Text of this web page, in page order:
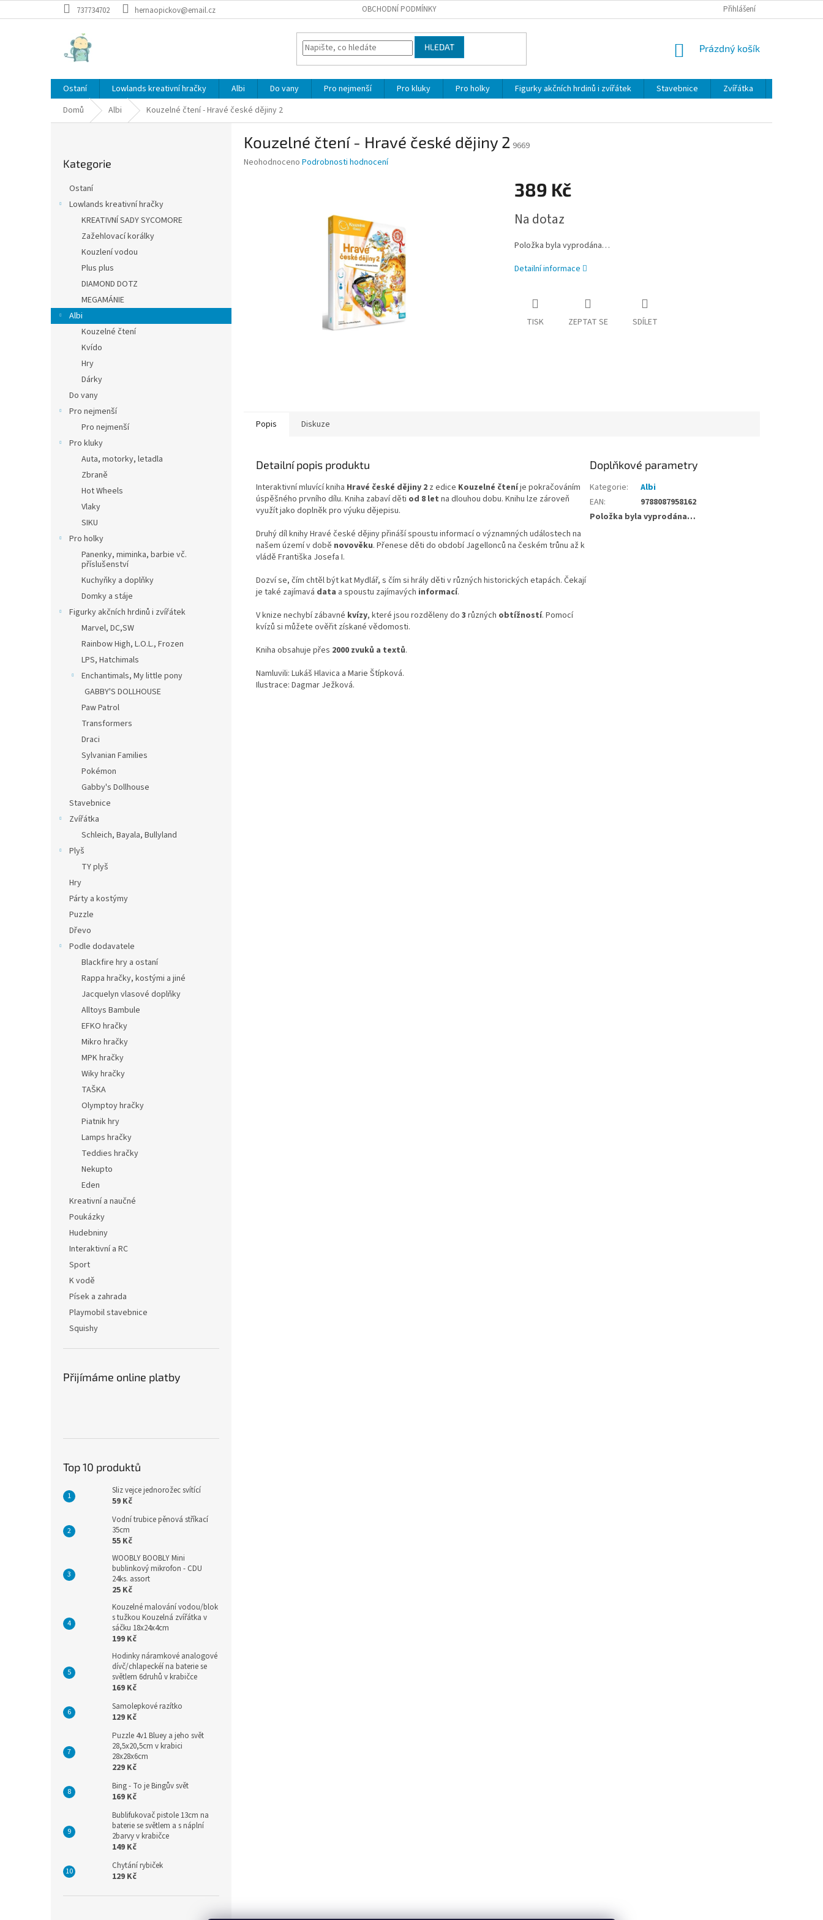
na
737734702 hernaopickov@email.cz OBCHODNÍ PODMÍNKY Přihlášení
HLEDAT
NÁKUPNÍ
Prázdný košík
Ostaní Lowlands kreativní hračky Albi Do vany Pro nejmenší Pro kluky Pro holky Figurky akčních hrdinů i zvířátek Stavebnice Zvířátka
Domů
Albi Kouzelné čtení - Hravé české dějiny 2
l
kategorie
Kategorie
Ostaní
Lowlands kreativní hračky
KREATIVNÍ SADY SYCOMORE
Zažehlovací korálky
Kouzlení vodou
Plus plus
DIAMOND DOTZ
MEGAMÁNIE
Albi
Kouzelné čtení
Kvído
Hry
Dárky
Do vany
Pro nejmenší
Pro nejmenší
Pro kluky
Auta, motorky, letadla
Zbraně
Hot Wheels
Vlaky
SIKU
Pro holky
Panenky, miminka, barbie vč.
příslušenství
Kuchyňky a doplňky
Domky a stáje
Figurky akčních hrdinů i zvířátek
Marvel, DC,SW
Rainbow High, L.O.L., Frozen
LPS, Hatchimals
Enchantimals, My little pony
GABBY'S DOLLHOUSE
Paw Patrol
Transformers
Draci
Sylvanian Families
Pokémon
Gabby's Dollhouse
Stavebnice
Zvířátka
Schleich, Bayala, Bullyland
Plyš
TY plyš
Hry
Párty a kostýmy
Puzzle
Dřevo
Podle dodavatele
Blackfire hry a ostaní
Rappa hračky, kostými a jiné
Jacquelyn vlasové doplňky
Alltoys Bambule
EFKO hračky
Mikro hračky
MPK hračky
Wiky hračky
TAŠKA
Olymptoy hračky
Piatnik hry
Lamps hračky
Teddies hračky
Nekupto
Eden
Kreativní a naučné
Poukázky
Hudebniny
Interaktivní a RC
Sport
K vodě
Písek a zahrada
Playmobil stavebnice
Squishy
Přijímáme online platby
Top 10 produktů
Sliz vejce jednorožec svítící
59 Kč
Vodní trubice pěnová stříkací
35cm
55 Kč
WOOBLY BOOBLY Mini
bublinkový mikrofon - CDU
24ks. assort
25 Kč
Kouzelné malování vodou/blok
s tužkou Kouzelná zvířátka v
sáčku 18x24x4cm
199 Kč
Hodinky náramkové analogové
dívč/chlapeckéí na baterie se
světlem 6druhů v krabičce
169 Kč
Samolepkové razítko
129 Kč
Puzzle 4v1 Bluey a jeho svět
28,5x20,5cm v krabici
28x28x6cm
229 Kč
Bing - To je Bingův svět
169 Kč
Bublifukovač pistole 13cm na
baterie se světlem a s náplní
2barvy v krabičce
149 Kč
Chytání rybiček
129 Kč
Kouzelné čtení - Hravé české dějiny 2 9669
Průměrné
Neohodnoceno Podrobnosti hodnocení
389 Kč
cena:
Na dotaz
Položka byla vyprodána…
Detailní informace
TISK ZEPTAT SE SDÍLET
Popis Diskuze
Detailní popis produktu
Interaktivní mluvící kniha Hravé české dějiny 2 z edice Kouzelné čteníje pokračováním
úspěšného prvního dílu. Kniha zabaví děti od 8 let na dlouhou dobu. Knihu lze zároveň
využít jako doplněk pro výuku dějepisu.
Druhý díl knihy Hravé české dějiny přináší spoustu informací o významných událostech na
našem území v době novověku. Přenese děti do období Jagellonců na českém trůnu až k
vládě Františka Josefa I.
Dozví se, čím chtěl být kat Mydlář, s čím si hrály děti v různých historických etapách. Čekají
je také zajímavá data a spoustu zajímavých informací.
V knize nechybí zábavné kvízy, které jsou rozděleny do 3 různých obtížností. Pomocí
kvízů si můžete ověřit získané vědomosti.
Kniha obsahuje přes 2000 zvuků a textů.
Namluvili: Lukáš Hlavica a Marie Štípková.
Ilustrace: Dagmar Ježková.
Doplňkové parametry
Kategorie:
Albi
EAN:
9788087958162
Položka byla vyprodána…